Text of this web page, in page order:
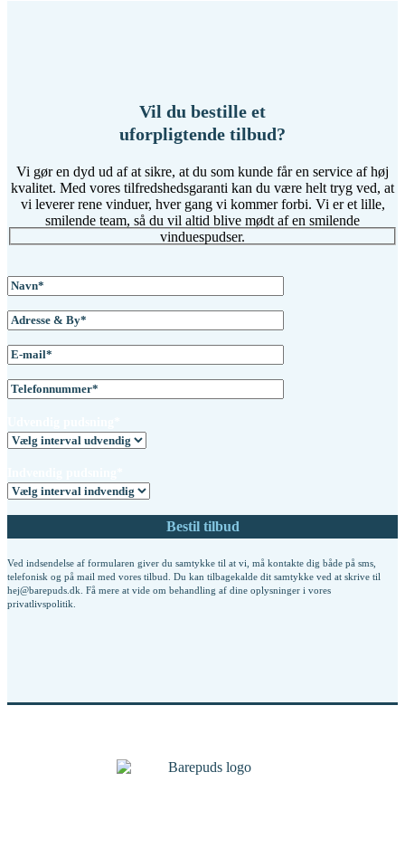
Vil du bestille et
uforpligtende tilbud?
Vi gør en dyd ud af at sikre, at du som kunde får en service af høj
kvalitet. Med vores tilfredshedsgaranti kan du være helt tryg ved, at
vi leverer rene vinduer, hver gang vi kommer forbi. Vi er et lille,
smilende team, så du vil altid blive mødt af en smilende
vinduespudser.
Ved indsendelse af formularen giver du samtykke til at vi, må kontakte dig både på sms,
telefonisk og på mail med vores tilbud. Du kan tilbagekalde dit samtykke ved at skrive til
hej@barepuds.dk. Få mere at vide om behandling af dine oplysninger i vores
privatlivspolitik